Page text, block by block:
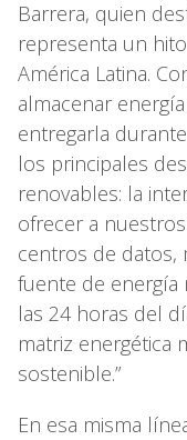
Barrera, quien
representa un
América Latina.
almacenar
entregarla
los principales
renovables: la
ofrecer a
centros de datos,
fuente de energía
las 24 horas del
matriz energética
sostenible.”
En esa misma